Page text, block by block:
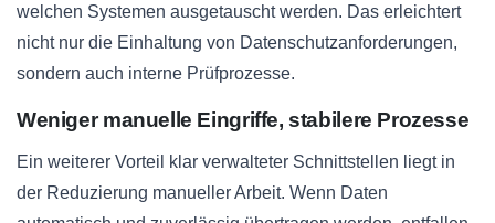
welchen Systemen ausgetauscht werden. Das erleichtert
nicht nur die Einhaltung von Datenschutzanforderungen,
sondern auch interne Prüfprozesse.
Weniger manuelle Eingriffe, stabilere Prozesse
Ein weiterer Vorteil klar verwalteter Schnittstellen liegt in
der Reduzierung manueller Arbeit. Wenn Daten